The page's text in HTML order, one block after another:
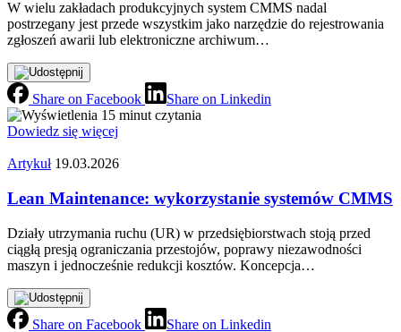
W wielu zakładach produkcyjnych system CMMS nadal
postrzegany jest przede wszystkim jako narzędzie do rejestrowania
zgłoszeń awarii lub elektroniczne archiwum…
Share on Facebook
Share on Linkedin
15 minut czytania
Dowiedz się więcej
Artykuł 19.03.2026
Lean Maintenance: wykorzystanie systemów CMMS
Działy utrzymania ruchu (UR) w przedsiębiorstwach stoją przed
ciągłą presją ograniczania przestojów, poprawy niezawodności
maszyn i jednocześnie redukcji kosztów. Koncepcja…
Share on Facebook
Share on Linkedin